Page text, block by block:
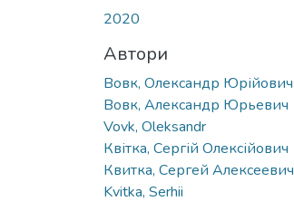
2020
Автори
Вовк, Олександр Юрійович
Вовк, Александр Юрьевич
Vovk, Oleksandr
Квітка, Сергій Олексійович
Квитка, Сергей Алексеевич
Kvitka, Serhii